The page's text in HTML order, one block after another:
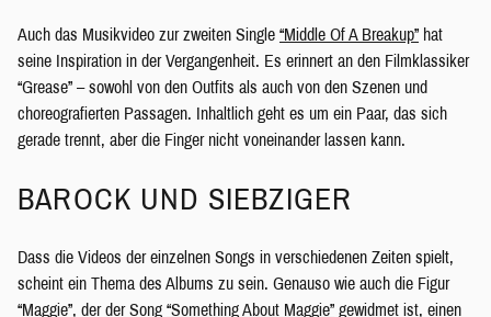
Auch das Musikvideo zur zweiten Single “Middle Of A Breakup” hat
seine Inspiration in der Vergangenheit. Es erinnert an den Filmklassiker
“Grease” – sowohl von den Outfits als auch von den Szenen und
choreografierten Passagen. Inhaltlich geht es um ein Paar, das sich
gerade trennt, aber die Finger nicht voneinander lassen kann.
BAROCK UND SIEBZIGER
Dass die Videos der einzelnen Songs in verschiedenen Zeiten spielt,
scheint ein Thema des Albums zu sein. Genauso wie auch die Figur
“Maggie”, der der Song “Something About Maggie” gewidmet ist, einen